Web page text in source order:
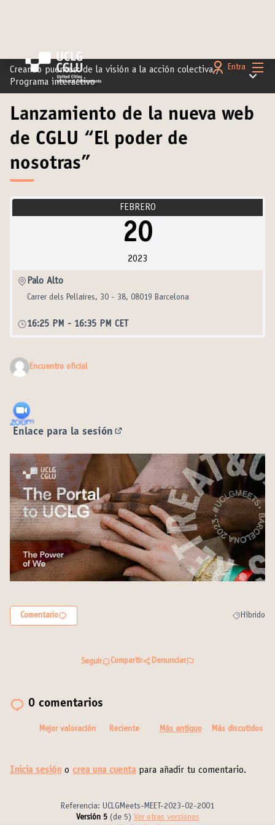
Entra
Creando puentes: de la visión a la acción colectiva /
Programa interactivo
Menú
Lanzamiento de la nueva web
de CGLU “El poder de
nosotras”
FEBRERO
20
2023
Palo Alto
Carrer dels Pellaires, 30 - 38, 08019 Barcelona
16:25 PM - 16:35 PM CET
Encuentro oficial
Enlace para la sesión
Comentario Híbrido
Seguir Compartir Denunciar
0 comentarios
Mejor valoración Reciente Más antiguo Más discutidos
Inicia sesión o crea una cuenta para añadir tu comentario.
Referencia: UCLGMeets-MEET-2023-02-2001
Versión 5(de 5)
ver otras versiones